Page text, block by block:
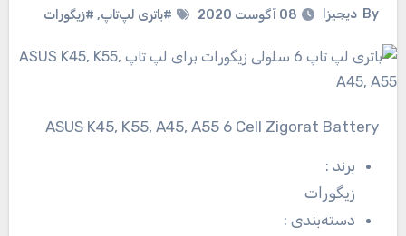
By دیجیزا 08 آگوست 2020 #باتری لپ‌تاپ, #زیگورات
ASUS K45, K55, A45, A55 6 Cell Zigorat Battery
برند:
زیگورات
دسته‌بندی: